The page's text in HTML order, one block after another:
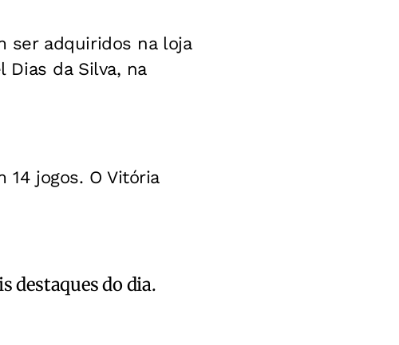
ser adquiridos na loja
Dias da Silva, na
jogos. O Vitória
destaques do dia.